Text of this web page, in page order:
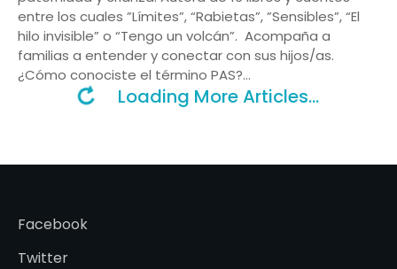
entre los cuales ”Límites”, “Rabietas”, ”Sensibles”, “El
hilo invisible” o “Tengo un volcán”. Acompaña a
familias a entender y conectar con sus hijos/as.
¿Cómo conociste el término PAS?…
Loading More Articles...
Facebook
Twitter